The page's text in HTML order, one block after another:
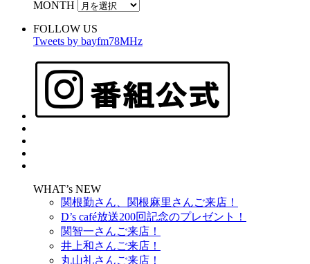
MONTH
FOLLOW US
Tweets by bayfm78MHz
WHAT’s NEW
関根勤さん、関根麻里さんご来店！
D’s café放送200回記念のプレゼント！
関智一さんご来店！
井上和さんご来店！
丸山礼さんご来店！